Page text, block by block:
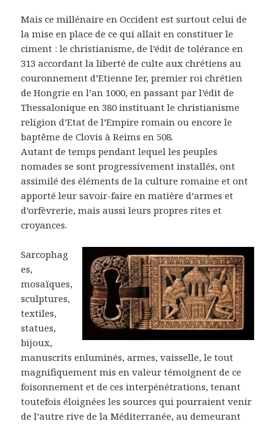
Mais ce millénaire en Occident est surtout celui de
la mise en place de ce qui allait en constituer le
ciment : le christianisme, de l’édit de tolérance en
313 accordant la liberté de culte aux chrétiens au
couronnement d’Etienne Ier, premier roi chrétien
de Hongrie en l’an 1000, en passant par l’édit de
Thessalonique en 380 instituant le christianisme
religion d’Etat de l’Empire romain ou encore le
baptême de Clovis à Reims en 508.
Autant de temps pendant lequel les peuples
nomades se sont progressivement installés, ont
assimilé des éléments de la culture romaine et ont
apporté leur savoir-faire en matière d’armes et
d’orfèvrerie, mais aussi leurs propres rites et
croyances.
Sarcophag
es,
mosaïques,
sculptures,
textiles,
statues,
bijoux,
manuscrits enluminés, armes, vaisselle, le tout
magnifiquement mis en valeur témoignent de ce
foisonnement et de ces interpénétrations, tenant
toutefois éloignées les sources qui pourraient venir
de l’autre rive de la Méditerranée, au demeurant